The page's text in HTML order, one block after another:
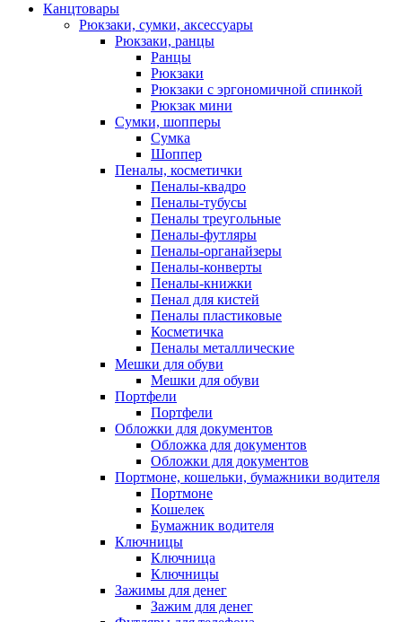
Канцтовары
Рюкзаки, сумки, аксессуары
Рюкзаки, ранцы
Ранцы
Рюкзаки
Рюкзаки с эргономичной спинкой
Рюкзак мини
Сумки, шопперы
Сумка
Шоппер
Пеналы, косметички
Пеналы-квадро
Пеналы-тубусы
Пеналы треугольные
Пеналы-футляры
Пеналы-органайзеры
Пеналы-конверты
Пеналы-книжки
Пенал для кистей
Пеналы пластиковые
Косметичка
Пеналы металлические
Мешки для обуви
Мешки для обуви
Портфели
Портфели
Обложки для документов
Обложка для документов
Обложки для документов
Портмоне, кошельки, бумажники водителя
Портмоне
Кошелек
Бумажник водителя
Ключницы
Ключница
Ключницы
Зажимы для денег
Зажим для денег